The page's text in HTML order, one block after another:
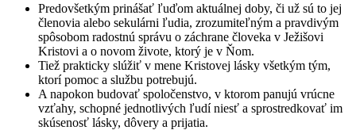
Predovšetkým prinášať ľuďom aktuálnej doby, či už sú to jej
členovia alebo sekulárni ľudia, zrozumiteľným a pravdivým
spôsobom radostnú správu o záchrane človeka v Ježišovi
Kristovi a o novom živote, ktorý je v Ňom.
Tiež prakticky slúžiť v mene Kristovej lásky všetkým tým,
ktorí pomoc a službu potrebujú.
A napokon budovať spoločenstvo, v ktorom panujú vrúcne
vzťahy, schopné jednotlivých ľudí niesť a sprostredkovať im
skúsenosť lásky, dôvery a prijatia.